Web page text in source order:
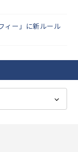
ィー」に新ルール